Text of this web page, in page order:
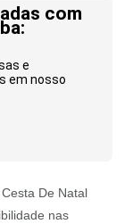
com
e
em nosso
De Natal
nas